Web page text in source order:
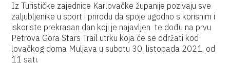
Iz Turističke zajednice Karlovačke županije pozivaju sve
zaljubljenike u sport i prirodu da spoje ugodno s korisnim i
iskoriste prekrasan dan koji je najavljen te dođu na prvu
Petrova Gora Stars Trail utrku koja će se održati kod
lovačkog doma Muljava u subotu 30. listopada 2021. od
11 sati.